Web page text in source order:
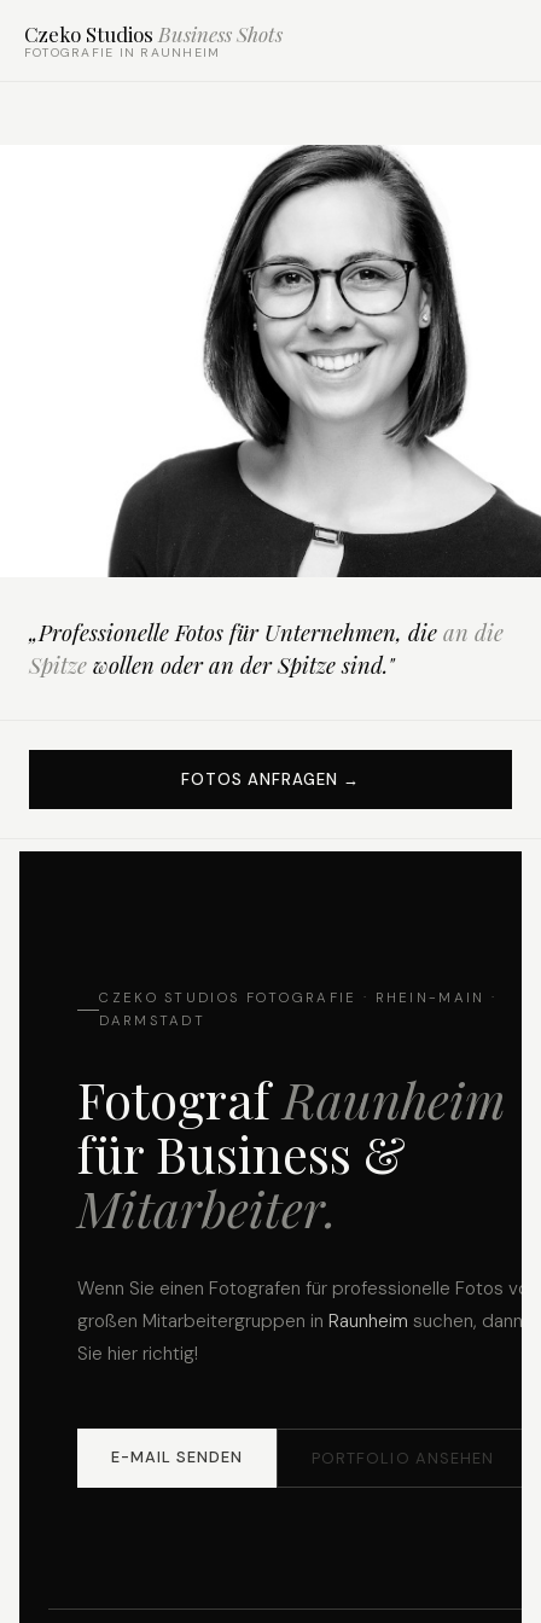
Czeko Studios Business Shots
FOTOGRAFIE IN RAUNHEIM
„Professionelle Fotos für Unternehmen, die an die
Spitze wollen oder an der Spitze sind."
FOTOS ANFRAGEN →
CZEKO STUDIOS FOTOGRAFIE · RHEIN-MAIN ·
DARMSTADT
FotografRaunheim
für Business &
Mitarbeiter.
Wenn Sie einen Fotografen für professionelle Fotos von
großen Mitarbeitergruppen in Raunheim suchen, dann
Sie hier richtig!
E-MAIL SENDEN PORTFOLIO ANSEHEN